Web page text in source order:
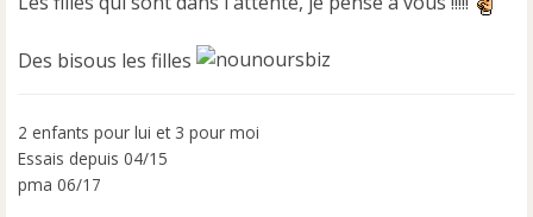
Des bisous les filles
2 enfants pour lui et 3 pour moi
Essais depuis 04/15
pma 06/17